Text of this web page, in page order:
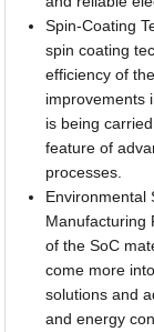
Spin-Coating
spin coating
efficiency of
improvements
is being
feature of
processes.
Environmental
Manufacturing
of the SoC
come more
solutions and
and energy